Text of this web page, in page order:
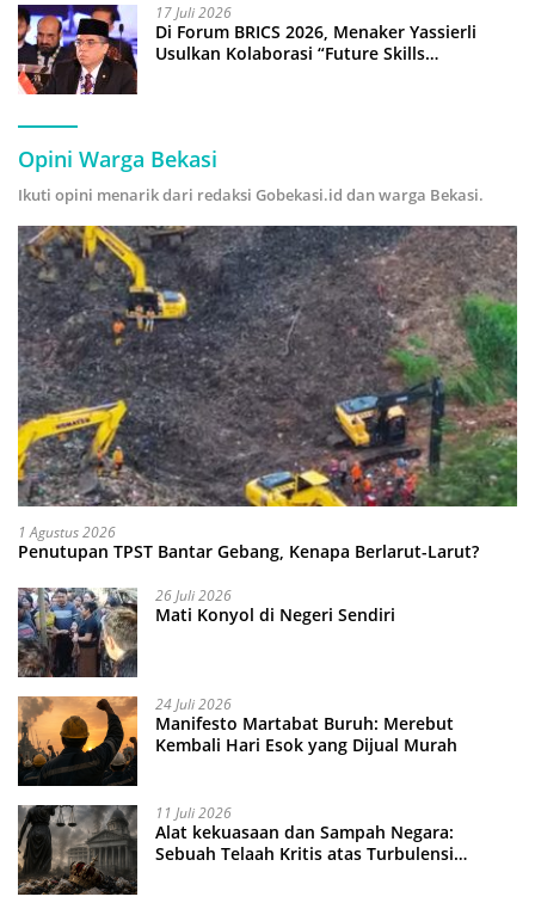
17 Juli 2026
Di Forum BRICS 2026, Menaker Yassierli
Usulkan Kolaborasi “Future Skills
Opini Warga Bekasi
Ikuti opini menarik dari redaksi Gobekasi.id dan warga Bekasi.
1 Agustus 2026
Penutupan TPST Bantar Gebang, Kenapa Berlarut-Larut?
26 Juli 2026
Mati Konyol di Negeri Sendiri
24 Juli 2026
Manifesto Martabat Buruh: Merebut
Kembali Hari Esok yang Dijual Murah
11 Juli 2026
Alat kekuasaan dan Sampah Negara:
Sebuah Telaah Kritis atas Turbulensi